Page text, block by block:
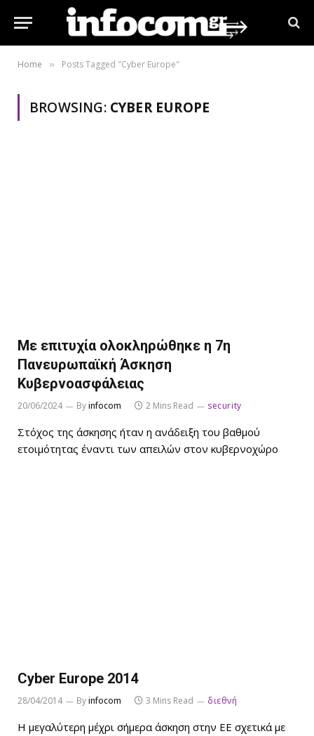
Home » Posts Tagged "Cyber Europe"
BROWSING: CYBER EUROPE
Με επιτυχία ολοκληρώθηκε η 7η
Πανευρωπαϊκή Άσκηση
Κυβερνοασφάλειας
20/06/2024 Byinfocom 2 Mins Read security
Στόχος της άσκησης ήταν η ανάδειξη του βαθμού
ετοιμότητας έναντι των απειλών στον κυβερνοχώρο
Cyber Europe 2014
28/04/2014 Byinfocom 3 Mins Read διεθνή
Η μεγαλύτερη μέχρι σήμερα άσκηση στην ΕΕ σχετικά με